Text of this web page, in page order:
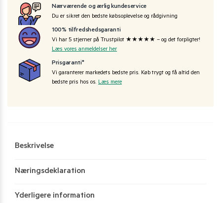
Nærværende og ærlig kundeservice
Du er sikret den bedste købsoplevelse og rådgivning
100% tilfredshedsgaranti
Vi har 5 stjerner på Trustpilot ★★★★★ – og det forpligter!
Læs vores anmeldelser her
Prisgaranti*
Vi garanterer markedets bedste pris. Køb trygt og få altid den
bedste pris hos os. Læs mere
Beskrivelse
Næringsdeklaration
Yderligere information